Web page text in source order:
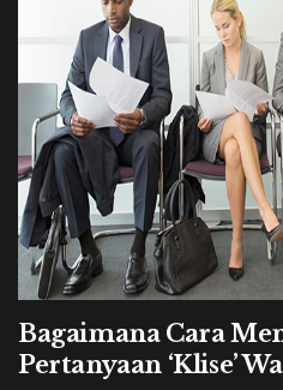
Bagaimana Cara
Pertanyaan ‘Klise’